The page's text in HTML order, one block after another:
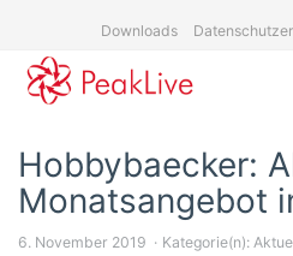
content
Downloads
Hobbybaecker:
Monatsangebot
6. November 2019 Kategorie(n):